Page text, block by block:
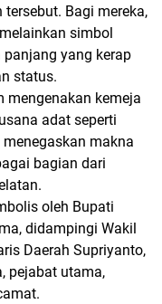
Bagi mereka,
simbol
yang kerap
status.
mengenakan kemeja
adat seperti
makna
bagian dari
oleh Bupati
didampingi Wakil
Daerah Supriyanto,
pejabat utama,